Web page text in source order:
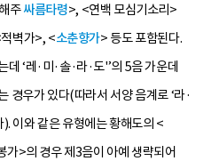
주싸름타령>, <연백 모심기소리>
벽가>, <소춘향가> 등도 포함된다.
‘레·미·솔·라·도'’의 5음 가운데
경우가 있다(따라서 서양 음계로 ‘라·
이와 같은 유형에는 황해도의 <
>의 경우 제3음이 아예 생략되어